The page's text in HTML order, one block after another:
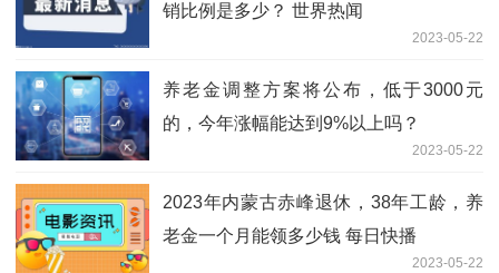
销比例是多少？ 世界热闻
2023-05-22
养老金调整方案将公布，低于3000元
的，今年涨幅能达到9%以上吗？
2023-05-22
2023年内蒙古赤峰退休，38年工龄，养
老金一个月能领多少钱 每日快播
2023-05-22